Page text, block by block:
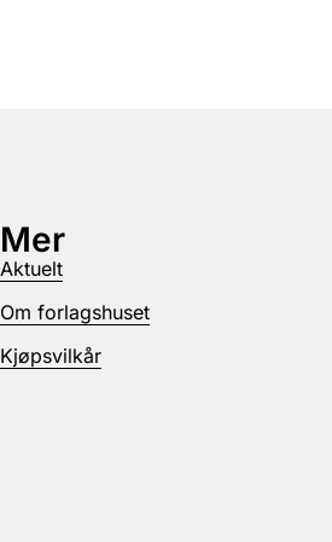
Mer
Aktuelt
Om forlagshuset
Kjøpsvilkår